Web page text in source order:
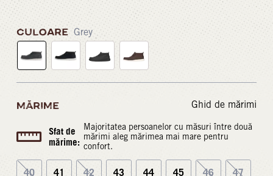
CULOARE Grey
MĂRIME Ghid de mărimi
Sfat de
mărime:
Majoritatea persoanelor cu măsuri între două
mărimi aleg mărimea mai mare pentru
confort.
40 41 42 43 44 45 46 47